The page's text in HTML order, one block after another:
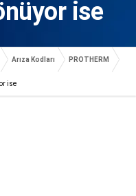
ise
Arıza Kodları PROTHERM
ise